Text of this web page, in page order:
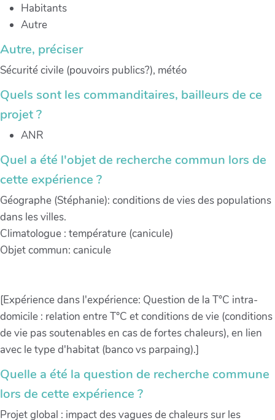
Habitants
Autre
Autre, préciser
Sécurité civile (pouvoirs publics?), météo
Quels sont les commanditaires, bailleurs de ce
projet ?
ANR
Quel a été l'objet de recherche commun lors de
cette expérience ?
Géographe (Stéphanie): conditions de vies des populations
dans les villes.
Climatologue : température (canicule)
Objet commun: canicule
[Expérience dans l'expérience: Question de la T°C intra-
domicile : relation entre T°C et conditions de vie (conditions
de vie pas soutenables en cas de fortes chaleurs), en lien
avec le type d'habitat (banco vs parpaing).]
Quelle a été la question de recherche commune
lors de cette expérience ?
Projet global : impact des vagues de chaleurs sur les